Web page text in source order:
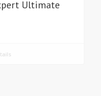
Ultimate